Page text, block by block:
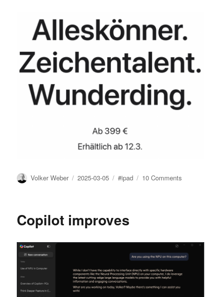
Author
Volker Weber
Posted
2025-03-05 Tags
#ipad 10 Comments
Copilot improves